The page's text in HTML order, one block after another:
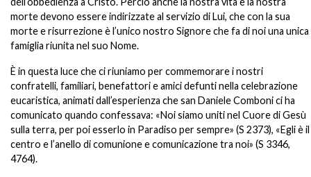
morte devono essere indirizzate al servizio di Lui, che con la sua
morte e risurrezione è l’unico nostro Signore che fa di noi una unica
famiglia riunita nel suo Nome.
È in questa luce che ci riuniamo per commemorare i nostri
confratelli, familiari, benefattori e amici defunti nella celebrazione
eucaristica, animati dall’esperienza che san Daniele Comboni ci ha
comunicato quando confessava: «Noi siamo uniti nel Cuore di Gesù
sulla terra, per poi esserlo in Paradiso per sempre» (S 2373), «Egli è il
centro e l’anello di comunione e comunicazione tra noi» (S 3346,
4764).